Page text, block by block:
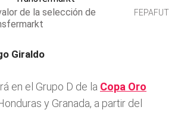
de la selección de
FEPAFUT
Giraldo
en el Grupo D de la Copa Oro
y Granada, a partir del